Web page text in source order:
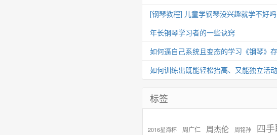
[钢琴教程] 儿童学钢琴没兴趣就学不好
年长钢琴学习者的一些诀窍
如何逼自己系统且变态的学习《钢琴》
如何训练出既能轻松抬高、又能独立活
标签
2016星海杯 周广仁 周杰伦 周铭孙 四